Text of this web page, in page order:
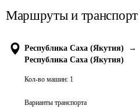
Маршруты и транспорт
Республика Саха (Якутия)
→
Республика Саха (Якутия)
Кол-во машин: 1
Варианты транспорта